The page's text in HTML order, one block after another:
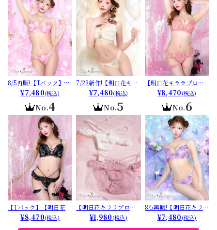
8/5再販!【Tバック】
【明日花キララプロデ
ュース/WhipBunny】L
umiere Peony Bra&T-
back / ルミエールピオ
ニーブラ＆Tバック[推
し]
¥7,480(税込)
7/29新作!【明日花キラ
ラプロデュース/WhipB
unny】Shiny Ribbon
Tulle Bra&Shorts / シ
ャイニーリボンチュー
ルブラ＆ショーツ[推し]
¥7,480(税込)
【明日花キララプロデ
ュース/WhipBunny】
Queen Rose Bijou Bra
&Shorts/ クイーンロー
ズビジューブラ＆ショ
ーツ[推し]
¥8,470(税込)
No.4
【Tバック】【明日花キ
ララプロデュース/Whi
¥8,470(税込)
No.5
【明日花キララプロデ
ュース/WhipBunny】
¥1,980(税込)
No.6
8/5再販!【明日花キララ
プロデュース/WhipBu
¥7,480(税込)